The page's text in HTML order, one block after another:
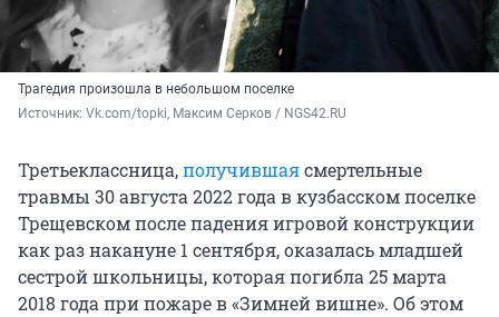
Трагедия произошла в небольшом поселке
Источник: Vk.com/topki, Максим Серков / NGS42.RU
Третьеклассница,получившаясмертельные
травмы 30 августа 2022 года в кузбасском поселке
Трещевском после падения игровой конструкции
как раз накануне 1 сентября, оказалась младшей
сестрой школьницы, которая погибла 25 марта
2018 года при пожаре в «Зимней вишне». Об этом